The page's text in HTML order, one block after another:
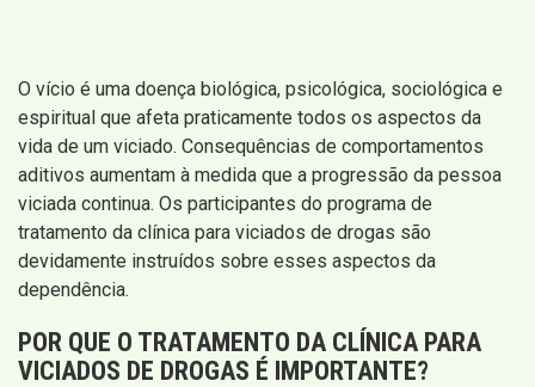
O vício é uma doença biológica, psicológica, sociológica e
espiritual que afeta praticamente todos os aspectos da
vida de um viciado. Consequências de comportamentos
aditivos aumentam à medida que a progressão da pessoa
viciada continua. Os participantes do programa de
tratamento da clínica para viciados de drogas são
devidamente instruídos sobre esses aspectos da
dependência.
POR QUE O TRATAMENTO DA CLÍNICA PARA
VICIADOS DE DROGAS É IMPORTANTE?